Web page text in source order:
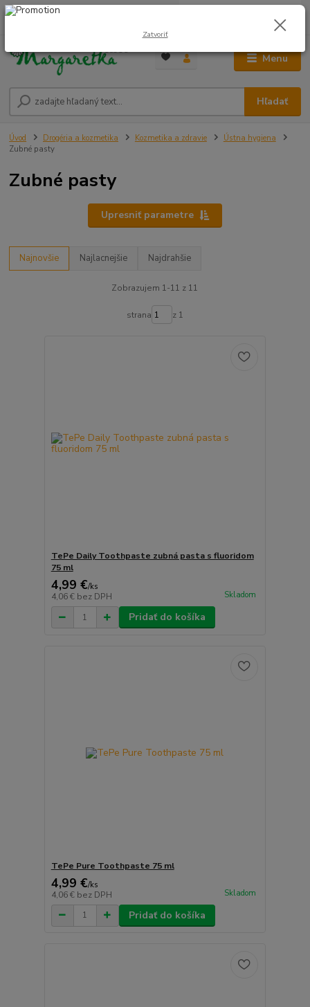
Menu
Hľadať
0948 236 042
0,00 €
Úvod Drogéria a kozmetika Kozmetika a zdravie
Ústna hygiena
Zubné pasty
Zubné pasty
Upresniť parametre
Najnovšie Najlacnejšie Najdrahšie
Zobrazujem 1-11 z 11
strana z 1
TePe Daily Toothpaste zubná pasta s fluoridom
75 ml
4,99 €/ks
4,06 € bez DPH Skladom
Pridať do košíka
TePe Pure Toothpaste 75 ml
4,99 €/ks
4,06 € bez DPH Skladom
Pridať do košíka
Zatvoriť